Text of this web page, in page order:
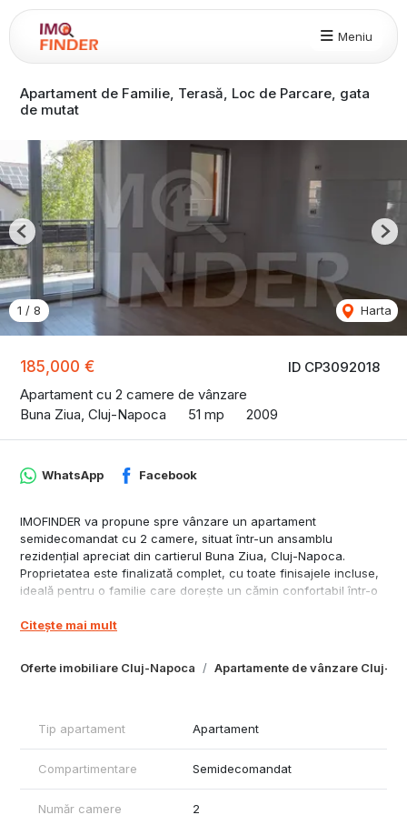
Meniu
Apartament de Familie, Terasă, Loc de Parcare, gata
de mutat
ID CP3092018
185,000 €
Apartament cu 2 camere de vânzare
Buna Ziua, Cluj-Napoca
51 mp 2009
1 / 8 Harta
Previous
Oferte imobiliare Cluj-Napoca Apartamente de vânzare Cluj-
WhatsApp Facebook
IMOFINDER va propune spre vânzare un apartament
semidecomandat cu 2 camere, situat într-un ansamblu
rezidențial apreciat din cartierul Buna Ziua, Cluj-Napoca.
Proprietatea este finalizată complet, cu toate finisajele incluse,
ideală pentru o familie care dorește un cămin confortabil într-o
Suprafețe
Terasă: 13 mp — accesibilă atât din living, cât și din dormitor
Compartimentare
zona rezidențială.
Finisaje incluse
Parchet laminat în camere, gresie și faianță în bucătărie și baie,
uși interioare montate, ușă de intrare antiefracție, tâmplărie PVC
Citește mai mult
Tip apartament Apartament
Compartimentare Semidecomandat
Număr camere 2